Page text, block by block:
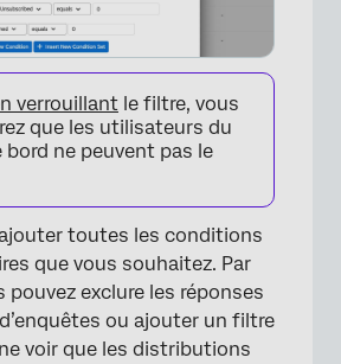
verrouillant le filtre, vous
que les utilisateurs du
bord ne peuvent pas le
toutes les conditions
que vous souhaitez. Par
pouvez exclure les réponses
ou ajouter un filtre
voir que les distributions